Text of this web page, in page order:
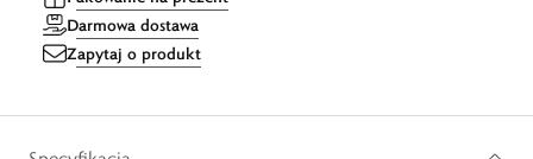
Darmowa dostawa
Zapytaj o produkt